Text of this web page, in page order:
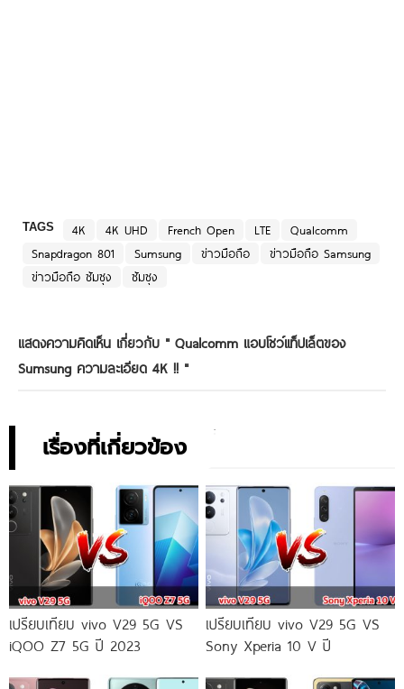
TAGS 4K 4K UHD French Open LTE
Qualcomm
Snapdragon 801
Sumsung ข่าวมือถือ
ข่าวมือถือ Samsung
ข่าวมือถือ ซัมซุง
ซัมซุง
แสดงความคิดเห็น เกี่ยวกับ " Qualcomm แอบโชว์เเท็ปเล็ตของ
Sumsung ความละเอียด 4K !! "
เรื่องที่เกี่ยวข้อง
เปรียบเทียบ vivo V29 5G VS
iQOO Z7 5G ปี 2023
เปรียบเทียบ vivo V29 5G VS
Sony Xperia 10 V ปี